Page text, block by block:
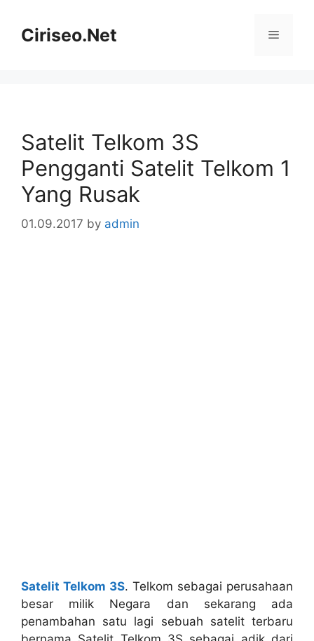
contentCiriseo.Net Menu
Satelit Telkom 3S
Pengganti Satelit Telkom 1
Yang Rusak
01.09.2017 by admin
Satelit Telkom 3S. Telkom sebagai perusahaan
besar milik Negara dan sekarang ada
penambahan satu lagi sebuah satelit terbaru